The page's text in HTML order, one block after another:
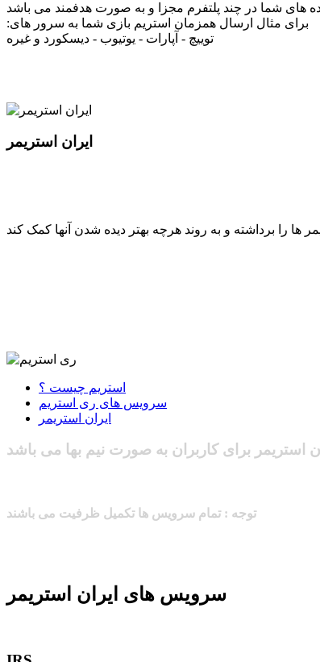
های شما در چند پلتفرم مجزا و به صورت هدفمند می باشد
:برای مثال ارسال همزمان استریم بازی شما به سرور های
توییچ - آپارات - یوتیوب - دیسکورد و غیره
ایران استریمر
را برداشته و به روند هرچه بهتر دیده شدن آنها کمک کند
استریم چیست ؟
سرویس های ری استریم
ایران استریمر
استریمر برای کاربران به صورت نیم بها می باشد
توجه : تمام سرویس ها تکمیل ظرفیت می باشند
سرویس های ایران استریمر